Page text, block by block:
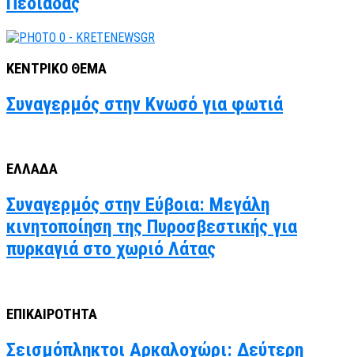
ΚΕΝΤΡΙΚΟ ΘΕΜΑ
Συναγερμός στην Κνωσό για φωτιά
ΕΛΛΑΔΑ
Συναγερμός στην Εύβοια: Μεγάλη
κινητοποίηση της Πυροσβεστικής για
πυρκαγιά στο χωριό Λάτας
ΕΠΙΚΑΙΡΟΤΗΤΑ
Σεισμόπληκτοι Αρκαλοχώρι: Δεύτερη